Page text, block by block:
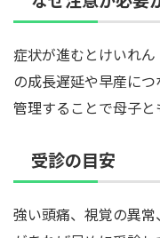
症状が進むとけいれ
の成長遅延や早産に
管理することで母子と
受診の目安
強い頭痛、視覚の異